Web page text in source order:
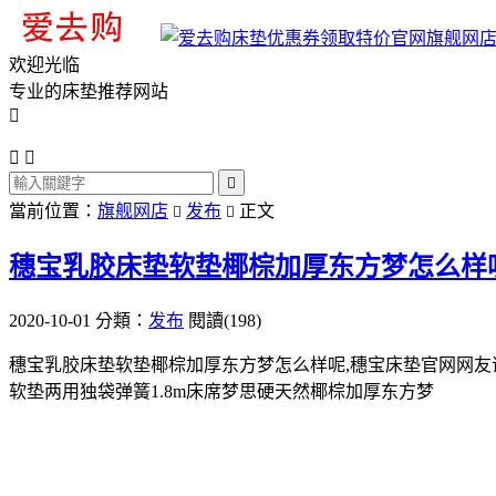
旗舰网店
欢迎光临
专业的床垫推荐网站

 

當前位置： 旗舰网店  发布  正文
穗宝乳胶床垫软垫椰棕加厚东方梦怎么样
2020-10-01 分類： 发布 閱讀(198)
穗宝乳胶床垫软垫椰棕加厚东方梦怎么样呢,穗宝床垫官网网
软垫两用独袋弹簧1.8m床席梦思硬天然椰棕加厚东方梦